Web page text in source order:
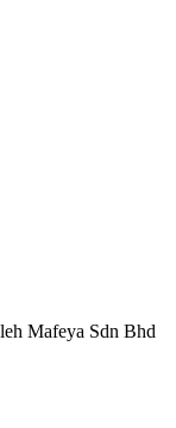
Mafeya Sdn Bhd